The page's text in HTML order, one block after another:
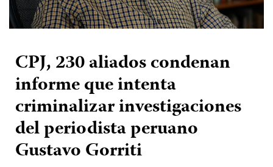
CPJ, 230 aliados condenan
informe que intenta
criminalizar investigaciones
del periodista peruano
Gustavo Gorriti